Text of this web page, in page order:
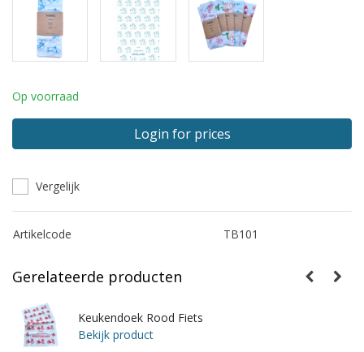
Op voorraad
Login for prices
Vergelijk
Artikelcode TB101
Gerelateerde producten
Keukendoek Rood Fiets
Bekijk product